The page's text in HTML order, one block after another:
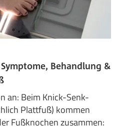
Behandlung &
an: Beim Knick-Senk-
Plattfuß) kommen
Fußknochen zusammen: